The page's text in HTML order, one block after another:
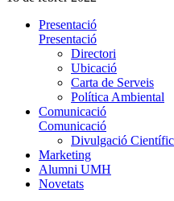
Presentació
Presentació
Directori
Ubicació
Carta de Serveis
Política Ambiental
Comunicació
Comunicació
Divulgació
Marketing
Alumni UMH
Novetats